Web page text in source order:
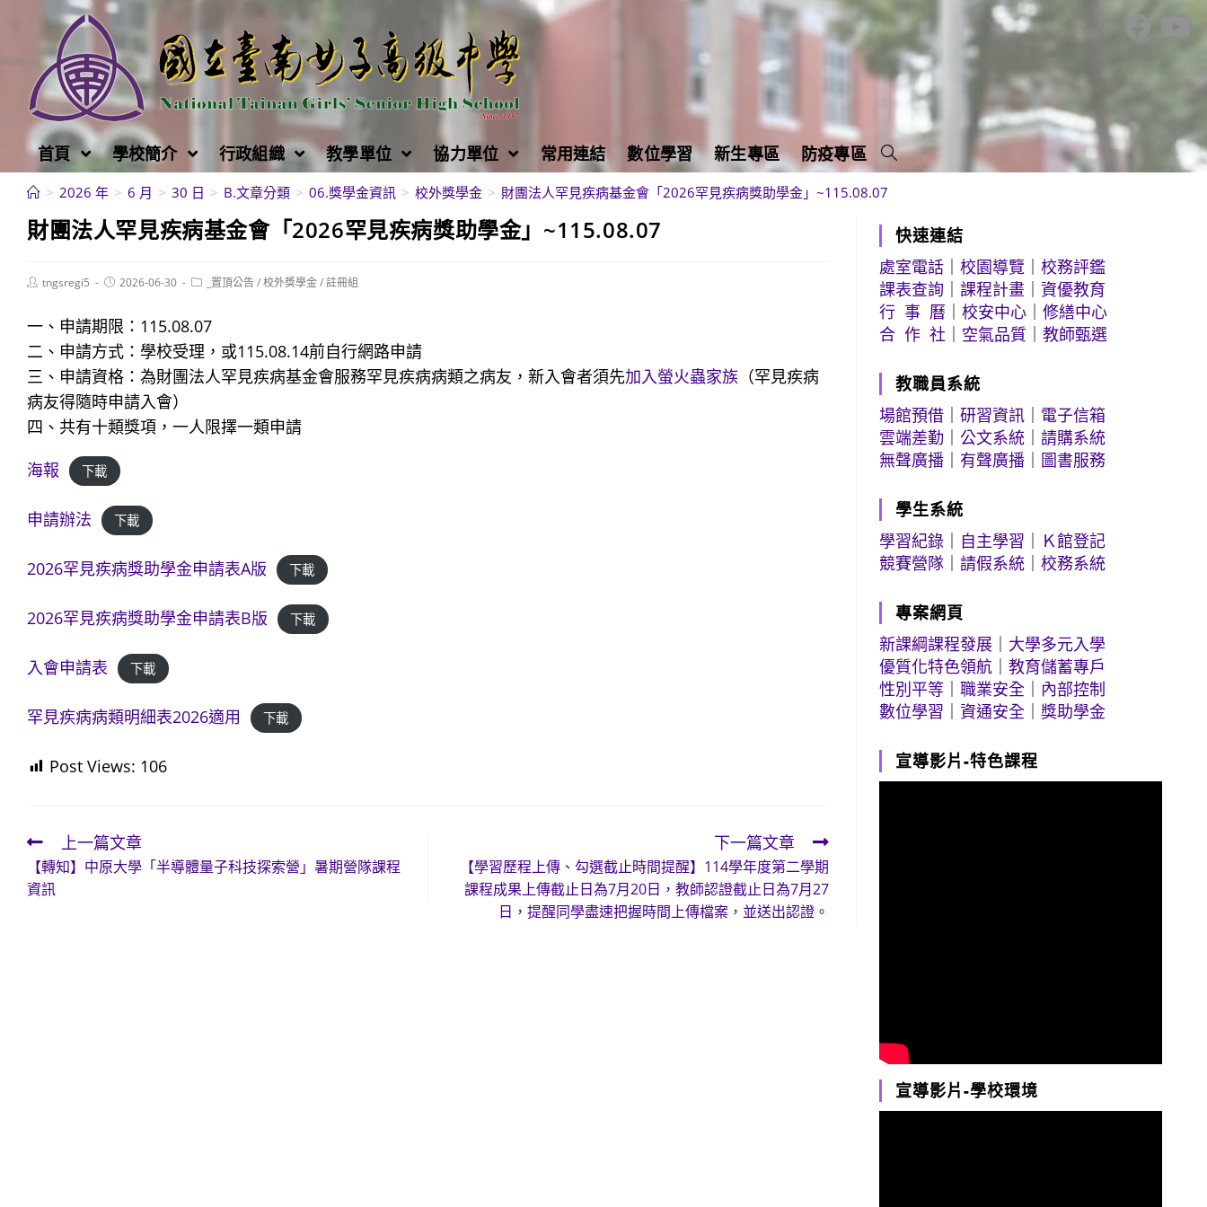
首頁 學校簡介 行政組織 教學單位 協力單位 常用連結 數位學習 新生專區 防疫專區
> 2026 年 > 6 月 > 30 日 > B.文章分類 > 06.獎學金資訊 > 校外獎學金 > 財團法人罕見疾病基金會「2026罕見疾病獎助學金」~115.08.07
財團法人罕見疾病基金會「2026罕見疾病獎助學金」~115.08.07
Posttngsregi5
Post2026-06-30
Post _置頂公告/校外獎學金/註冊組
一、申請期限：115.08.07
二、申請方式：學校受理，或115.08.14前自行網路申請
三、申請資格：為財團法人罕見疾病基金會服務罕見疾病病類之病友，新入會者須先加入螢火蟲家族 （罕見疾病
病友得隨時申請入會）
四、共有十類獎項，一人限擇一類申請
海報
下載
申請辦法 下載
2026罕見疾病獎助學金申請表A版 下載
2026罕見疾病獎助學金申請表B版 下載
入會申請表 下載
罕見疾病病類明細表2026適用 下載
Post Views: 106
Read
more
articles
上一篇文章
【轉知】中原大學「半導體量子科技探索營」暑期營隊課程
資訊
下一篇文章
【學習歷程上傳、勾選截止時間提醒】114學年度第二學期
課程成果上傳截止日為7月20日，教師認證截止日為7月27
日，提醒同學盡速把握時間上傳檔案，並送出認證。
快速連結
處室電話 ｜校園導覽 ｜校務評鑑
課表查詢 ｜課程計畫 ｜資優教育
行 事 曆 ｜校安中心 ｜修繕中心
合 作 社
空氣品質 ｜教師甄選
教職員系統
場館預借 ｜研習資訊
電子信箱
雲端差勤 ｜公文系統 ｜請購系統
無聲廣播
有聲廣播 圖書服務
學生系統
學習紀錄
自主學習
Ｋ館登記
競賽營隊 ｜請假系統 ｜校務系統
專案網頁
新課綱課程發展
大學多元入學
優質化特色領航 ｜教育儲蓄專戶
性別平等 ｜職業安全
內部控制
數位學習 ｜資通安全 ｜獎助學金
宣導影片-特色課程
宣導影片-學校環境